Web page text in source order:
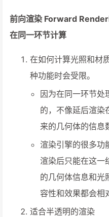
前向渲染 Forward
在同一环节计算
在如何计算光照和材
种功能时会受限。
因为在同一环节处
的，不像延后渲染
来的几何体的信息
渲染引擎的很多功
渲染后只能在这一
的几何体信息和光
容性和效果都会相
适合半透明的渲染